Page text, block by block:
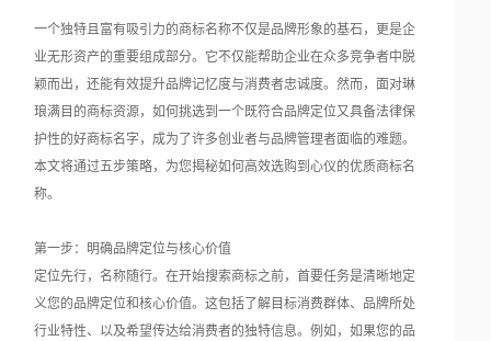
一个独特且富有吸引力的商标名称不仅是品牌形象的基石，更是企
业无形资产的重要组成部分。它不仅能帮助企业在众多竞争者中脱
颖而出，还能有效提升品牌记忆度与消费者忠诚度。然而，面对琳
琅满目的商标资源，如何挑选到一个既符合品牌定位又具备法律保
护性的好商标名字，成为了许多创业者与品牌管理者面临的难题。
本文将通过五步策略，为您揭秘如何高效选购到心仪的优质商标名
称。
第一步：明确品牌定位与核心价值
定位先行，名称随行。在开始搜索商标之前，首要任务是清晰地定
义您的品牌定位和核心价值。这包括了解目标消费群体、品牌所处
行业特性、以及希望传达给消费者的独特信息。例如，如果您的品